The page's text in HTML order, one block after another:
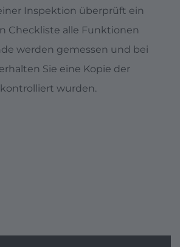
Inspektion überprüft ein
Checkliste alle Funktionen
werden gemessen und bei
Sie eine Kopie der
wurden.